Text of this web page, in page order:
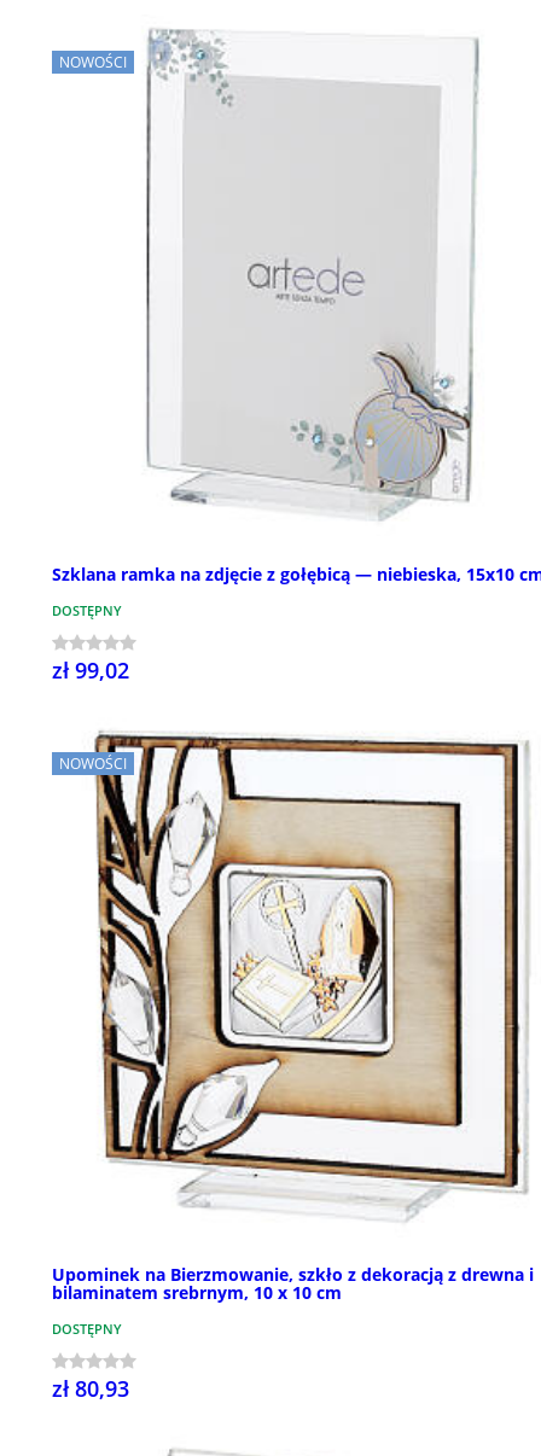
NOWOŚCI
Szklana ramka na zdjęcie z gołębicą — niebieska, 15x10
DOSTĘPNY
zł 99,02
NOWOŚCI
Upominek na Bierzmowanie, szkło z dekoracją z drewna i
bilaminatem srebrnym, 10 x 10 cm
DOSTĘPNY
zł 80,93